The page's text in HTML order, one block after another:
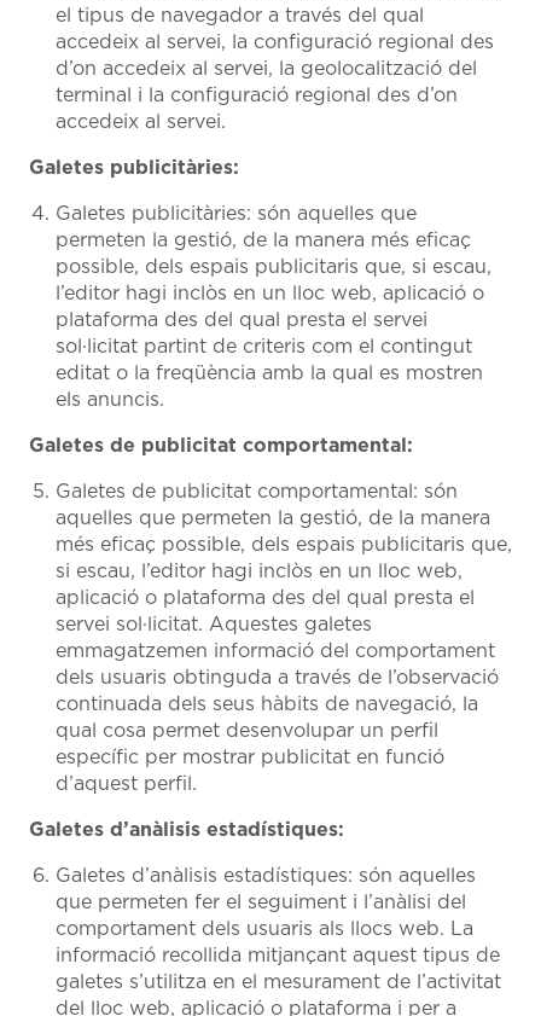
el tipus de navegador a través del qual
accedeix al servei, la configuració regional des
d’on accedeix al servei, la geolocalització del
terminal i la configuració regional des d’on
accedeix al servei.
Galetes publicitàries:
Galetes publicitàries: són aquelles que
permeten la gestió, de la manera més eficaç
possible, dels espais publicitaris que, si escau,
l’editor hagi inclòs en un lloc web, aplicació o
plataforma des del qual presta el servei
sol·licitat partint de criteris com el contingut
editat o la freqüència amb la qual es mostren
els anuncis.
Galetes de publicitat comportamental:
Galetes de publicitat comportamental: són
aquelles que permeten la gestió, de la manera
més eficaç possible, dels espais publicitaris que,
si escau, l’editor hagi inclòs en un lloc web,
aplicació o plataforma des del qual presta el
servei sol·licitat. Aquestes galetes
emmagatzemen informació del comportament
dels usuaris obtinguda a través de l’observació
continuada dels seus hàbits de navegació, la
qual cosa permet desenvolupar un perfil
específic per mostrar publicitat en funció
d’aquest perfil.
Galetes d’anàlisis estadístiques:
Galetes d’anàlisis estadístiques: són aquelles
que permeten fer el seguiment i l’anàlisi del
comportament dels usuaris als llocs web. La
informació recollida mitjançant aquest tipus de
galetes s’utilitza en el mesurament de l’activitat
del lloc web, aplicació o plataforma i per a